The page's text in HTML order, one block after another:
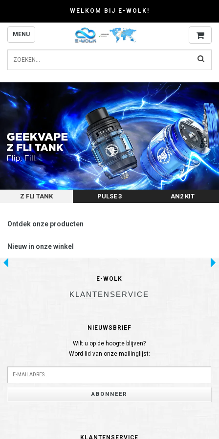
WELKOM BIJ E-WOLK!
MENU
Z FLI TANK PULSE 3 AN2 KIT
Ontdek onze producten
Nieuw in onze winkel
E-WOLK
KLANTENSERVICE
NIEUWSBRIEF
Wilt u op de hoogte blijven?
Word lid van onze mailinglijst:
ABONNEER
KLANTENSERVICE